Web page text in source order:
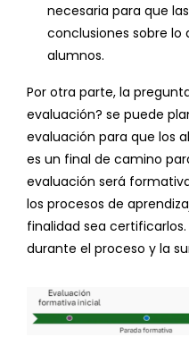
necesaria para que
conclusiones sobre lo
alumnos.
Por otra parte, la
evaluación? se puede
evaluación para que los
es un final de camino
evaluación será
los procesos de
finalidad sea
durante el proceso y la